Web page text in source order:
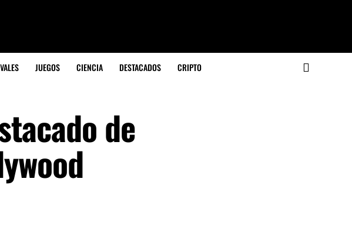
JUEGOS CIENCIA DESTACADOS CRIPTO
de